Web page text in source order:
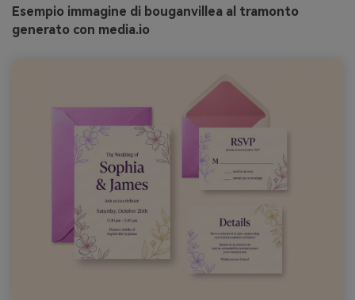
Esempio immagine di bouganvillea al tramonto
generato con media.io